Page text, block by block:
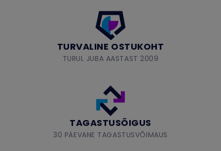
TURVALINE OSTUKOHT
TURUL JUBA AASTAST 2009
TAGASTUSÕIGUS
30 PÄEVANE TAGASTUSVÕIMAUS